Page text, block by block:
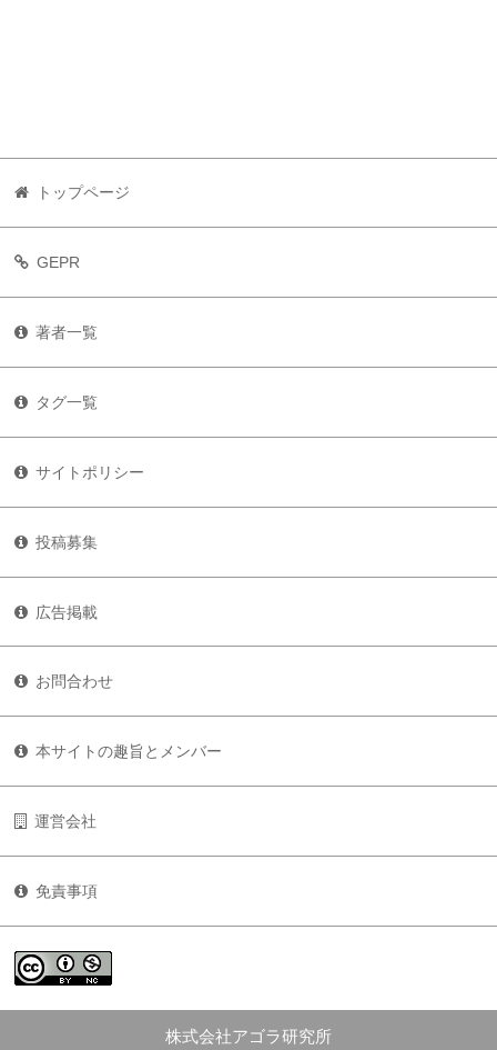
トップページ
GEPR
著者一覧
タグ一覧
サイトポリシー
投稿募集
広告掲載
お問合わせ
本サイトの趣旨とメンバー
運営会社
免責事項
株式会社アゴラ研究所